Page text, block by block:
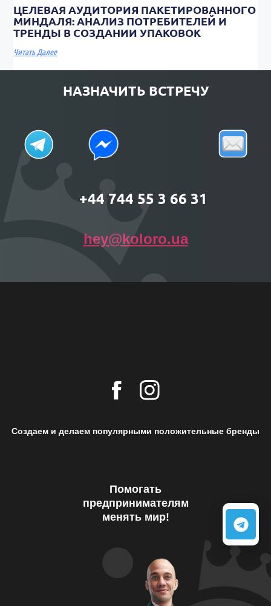
ЦЕЛЕВАЯ АУДИТОРИЯ ПАКЕТИРОВАННОГО
МИНДАЛЯ: АНАЛИЗ ПОТРЕБИТЕЛЕЙ И
ТРЕНДЫ В СОЗДАНИИ УПАКОВОК
Читать Далее
НАЗНАЧИТЬ ВСТРЕЧУ
+44 744 55 3 66 31
hey@koloro.ua
Создаем и делаем популярными положительные бренды
Помогать
предпринимателям
менять мир!